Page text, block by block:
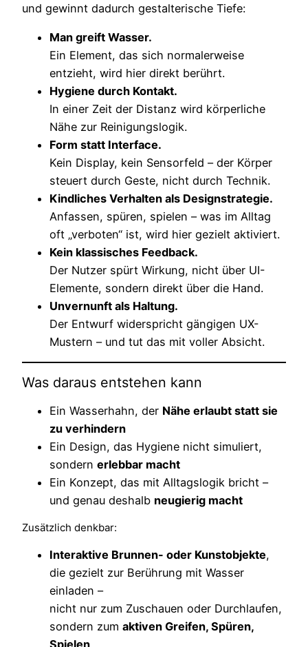
und gewinnt dadurch gestalterische Tiefe:
Man greift Wasser.
Ein Element, das sich normalerweise
entzieht, wird hier direkt berührt.
Hygiene durch Kontakt.
In einer Zeit der Distanz wird körperliche
Nähe zur Reinigungslogik.
Form statt Interface.
Kein Display, kein Sensorfeld – der Körper
steuert durch Geste, nicht durch Technik.
Kindliches Verhalten als Designstrategie.
Anfassen, spüren, spielen – was im Alltag
oft „verboten“ ist, wird hier gezielt aktiviert.
Kein klassisches Feedback.
Der Nutzer spürt Wirkung, nicht über UI-
Elemente, sondern direkt über die Hand.
Unvernunft als Haltung.
Der Entwurf widerspricht gängigen UX-
Mustern – und tut das mit voller Absicht.
Was daraus entstehen kann
Ein Wasserhahn, der Nähe erlaubt statt sie
zu verhindern
Ein Design, das Hygiene nicht simuliert,
sondern erlebbar macht
Ein Konzept, das mit Alltagslogik bricht –
und genau deshalb neugierig macht
Zusätzlich denkbar:
Interaktive Brunnen- oder Kunstobjekte,
die gezielt zur Berührung mit Wasser
einladen –
nicht nur zum Zuschauen oder Durchlaufen,
sondern zum aktiven Greifen, Spüren,
Spielen